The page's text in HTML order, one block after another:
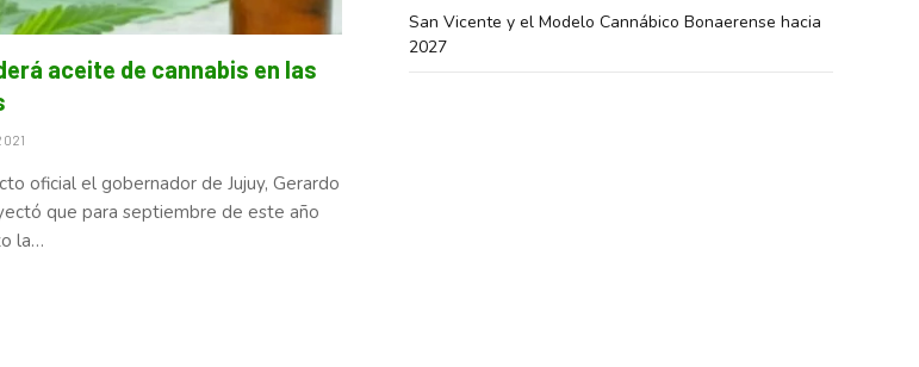
aceite de cannabis en las
oficial el gobernador de Jujuy, Gerardo
que para septiembre de este año
la…
San Vicente y el Modelo Cannábico Bonaerense hacia
2027